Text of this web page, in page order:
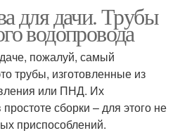
для дачи. Трубы
водопровода
пожалуй, самый
трубы, изготовленные из
или ПНД. Их
сборки – для этого не
приспособлений.